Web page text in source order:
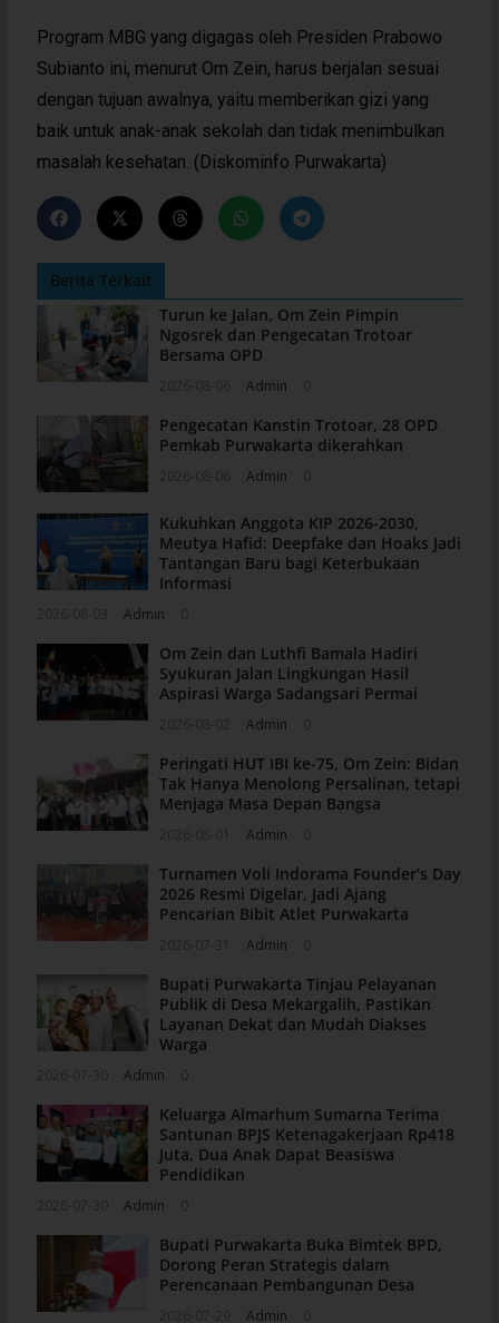
Program MBG yang digagas oleh Presiden Prabowo
Subianto ini, menurut Om Zein, harus berjalan sesuai
dengan tujuan awalnya, yaitu memberikan gizi yang
baik untuk anak-anak sekolah dan tidak menimbulkan
masalah kesehatan. (Diskominfo Purwakarta)
Berita Terkait
Turun ke Jalan, Om Zein Pimpin
Ngosrek dan Pengecatan Trotoar
Bersama OPD
Admin
Pengecatan Kanstin Trotoar, 28 OPD
Pemkab Purwakarta dikerahkan
Admin
Kukuhkan Anggota KIP 2026-2030,
Meutya Hafid: Deepfake dan Hoaks Jadi
Tantangan Baru bagi Keterbukaan
Informasi
Admin
Om Zein dan Luthfi Bamala Hadiri
Syukuran Jalan Lingkungan Hasil
Aspirasi Warga Sadangsari Permai
Admin
Peringati HUT IBI ke-75, Om Zein: Bidan
Tak Hanya Menolong Persalinan, tetapi
Menjaga Masa Depan Bangsa
Admin
Turnamen Voli Indorama Founder’s Day
2026 Resmi Digelar, Jadi Ajang
Pencarian Bibit Atlet Purwakarta
Admin
Bupati Purwakarta Tinjau Pelayanan
Publik di Desa Mekargalih, Pastikan
Layanan Dekat dan Mudah Diakses
Warga
Admin
Keluarga Almarhum Sumarna Terima
Santunan BPJS Ketenagakerjaan Rp418
Juta, Dua Anak Dapat Beasiswa
Pendidikan
Admin
Bupati Purwakarta Buka Bimtek BPD,
Dorong Peran Strategis dalam
Perencanaan Pembangunan Desa
Admin